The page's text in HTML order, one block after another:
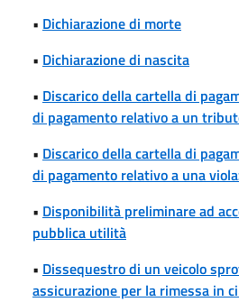
• Dichiarazione di morte
• Dichiarazione di nascita
• Discarico della cartella di
di pagamento relativo a un
• Discarico della cartella di
di pagamento relativo a una
• Disponibilità preliminare ad
pubblica utilità
• Dissequestro di un veicolo
assicurazione per la rimessa in